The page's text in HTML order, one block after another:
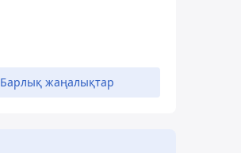
Барлық жаңалықтар